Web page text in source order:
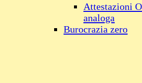
Attestazioni
analoga
Burocrazia zero